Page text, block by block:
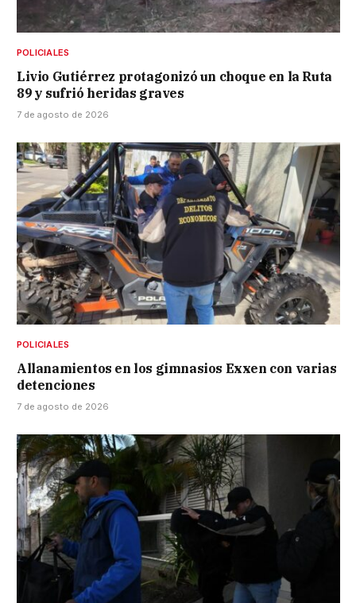
POLICIALES
Livio Gutiérrez protagonizó un choque en la Ruta
89 y sufrió heridas graves
7 de agosto de 2026
POLICIALES
Allanamientos en los gimnasios Exxen con varias
detenciones
7 de agosto de 2026